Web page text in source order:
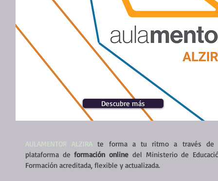
Descubre más
AULAMENTOR ALZIRA te forma a tu ritmo a través de
plataforma deformación online del Ministerio de
Formación acreditada, flexible y actualizada.